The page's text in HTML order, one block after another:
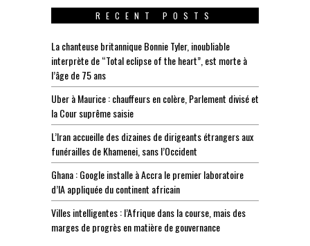
RECENT POSTS
La chanteuse britannique Bonnie Tyler, inoubliable
interprète de “Total eclipse of the heart”, est morte à
l’âge de 75 ans
Uber à Maurice : chauffeurs en colère, Parlement divisé et
la Cour suprême saisie
L’Iran accueille des dizaines de dirigeants étrangers aux
funérailles de Khamenei, sans l’Occident
Ghana : Google installe à Accra le premier laboratoire
d’IA appliquée du continent africain
Villes intelligentes : l’Afrique dans la course, mais des
marges de progrès en matière de gouvernance